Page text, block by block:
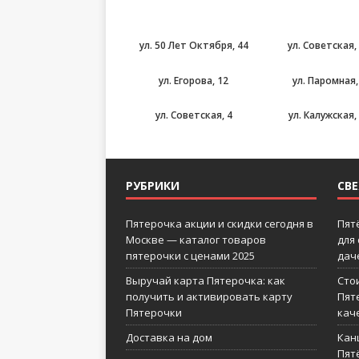
ул. 50 Лет Октября, 44 ул. Советская,
ул. Егорова, 12 ул.
ул. Советская, 4 ул. Калужская,
РУБРИКИ
Пятерочка акции и скидки сегодня в
Москве — каталог товаров
пятерочки с ценами 2025
Выручай карта Пятерочка: как
получить и активировать карту
Пятерочки
Доставка на дом
для